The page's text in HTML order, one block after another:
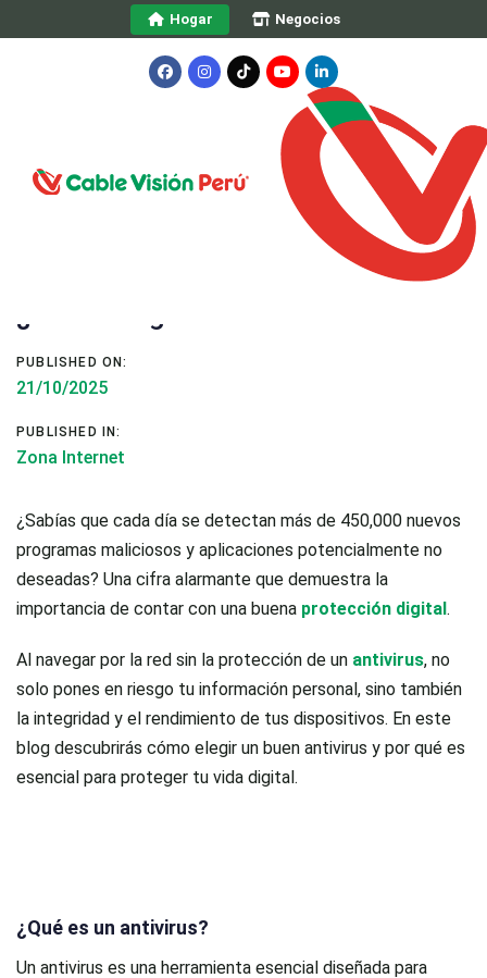
links
to
content
Hogar Negocios
PUBLISHED ON:
21/10/2025
PUBLISHED IN:
Zona Internet
¿Sabías que cada día se detectan más de 450,000 nuevos
programas maliciosos y aplicaciones potencialmente no
deseadas? Una cifra alarmante que demuestra la
importancia de contar con una buena protección digital.
Al navegar por la red sin la protección de un antivirus, no
solo pones en riesgo tu información personal, sino también
la integridad y el rendimiento de tus dispositivos. En este
blog descubrirás cómo elegir un buen antivirus y por qué es
esencial para proteger tu vida digital.
¿Qué es un antivirus?
Un antivirus es una herramienta esencial diseñada para